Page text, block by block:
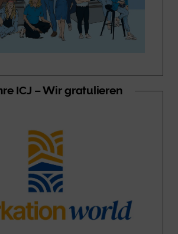
ICJ – Wir gratulieren